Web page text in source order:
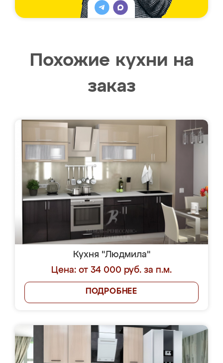
Похожие кухни на
заказ
Кухня "Людмила"
Цена: от 34 000 руб. за п.м.
ПОДРОБНЕЕ